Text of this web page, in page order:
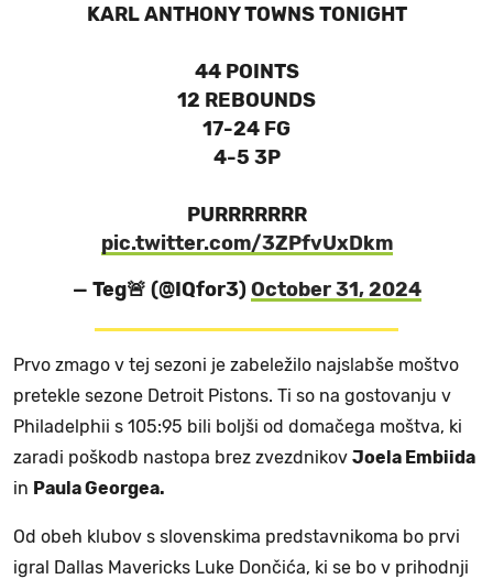
KARL ANTHONY TOWNS TONIGHT
44 POINTS
12 REBOUNDS
17-24 FG
4-5 3P
PURRRRRRR
pic.twitter.com/3ZPfvUxDkm
— Teg🚨 (@IQfor3)October 31, 2024
Prvo zmago v tej sezoni je zabeležilo najslabše moštvo
pretekle sezone Detroit Pistons. Ti so na gostovanju v
Philadelphii s 105:95 bili boljši od domačega moštva, ki
zaradi poškodb nastopa brez zvezdnikov Joela Embiida
in Paula Georgea.
Od obeh klubov s slovenskima predstavnikoma bo prvi
igral Dallas Mavericks Luke Dončića, ki se bo v prihodnji